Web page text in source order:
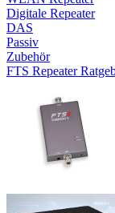
Digitale Repeater
DAS
Passiv
Zubehör
FTS Repeater